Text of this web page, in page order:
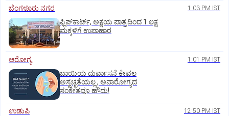
ಬೆಂಗಳೂರು ನಗರ 1:03 PM IST
ಫ್ಲಿಪ್‌ಕಾರ್ಟ್‌, ಅಕ್ಷಯ ಪಾತ್ರದಿಂದ 1 ಲಕ್ಷ
ಮಕ್ಕಳಿಗೆ ಉಪಾಹಾರ
ಆರೋಗ್ಯ 1:01 PM IST
ಬಾಯಿಯ ದುರ್ವಾಸನೆ ಕೇವಲ
ಅಸ್ವಚ್ಛತೆಯಲ್ಲ , ಅನಾರೋಗ್ಯದ
ಸಂಕೇತವೂ ಹೌದು!
ಉಡುಪಿ 12:50 PM IST